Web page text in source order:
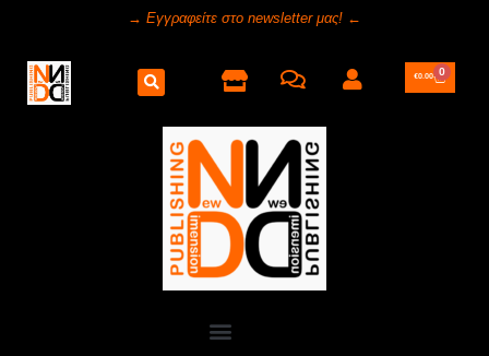
→ Εγγραφείτε στο newsletter μας! ←
€0.00 0